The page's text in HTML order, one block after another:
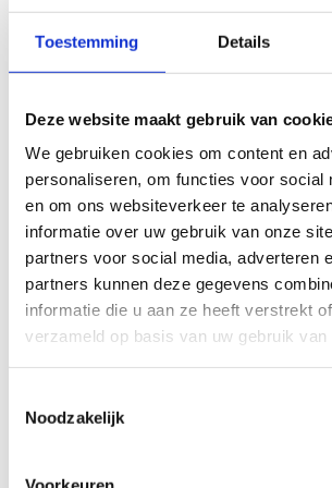
Toestemming Details
Deze website maakt gebruik van
We gebruiken cookies om content en
personaliseren, om functies voor social
en om ons websiteverkeer te
informatie over uw gebruik van onze
partners voor social media, adverteren
partners kunnen deze gegevens
informatie die u aan ze heeft verstrekt
verzameld op basis van uw gebruik
Noodzakelijk
De Fabrikant
Reinbold is een specialist in het ontwikkelen
krachtapparatuur. Dit Duitse merk (gevestigd in
zich naast de fysiotherapie ook op de
met een zeer fraaie afwerking, goed in te
oplossingen. Producten van Reinbold worden
geproduceerd in Duitsland. Reinbold is
goedgekeurde apparatuur).
Bekijk hier meer